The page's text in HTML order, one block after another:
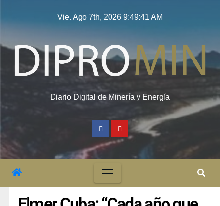
Vie. Ago 7th, 2026 9:49:42 AM
Diario Digital de Minería y Energía